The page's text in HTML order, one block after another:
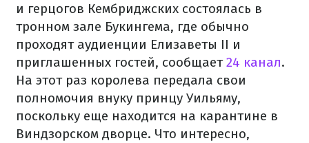
и герцогов Кембриджских состоялась в
тронном зале Букингема, где обычно
проходят аудиенции Елизаветы II и
приглашенных гостей, сообщает24 канал.
На этот раз королева передала свои
полномочия внуку принцу Уильяму,
поскольку еще находится на карантине в
Виндзорском дворце. Что интересно,